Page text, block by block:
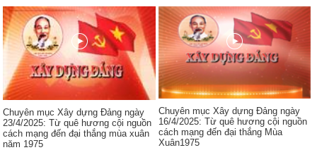
Chuyên mục Xây dựng Đảng ngày
23/4/2025: Từ quê hương cội nguồn
cách mạng đến đại thắng mùa xuân
năm 1975
Chuyên mục Xây dựng Đảng ngày
16/4/2025: Từ quê hương cội nguồn
cách mạng đến đại thắng Mùa
Xuân1975